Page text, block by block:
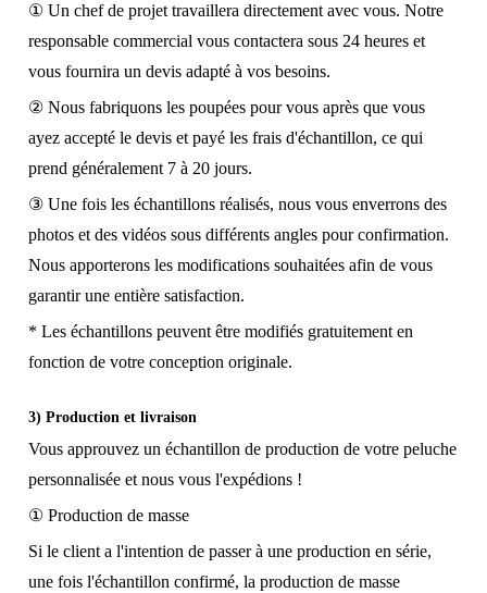
① Un chef de projet travaillera directement avec vous. Notre
responsable commercial vous contactera sous 24 heures et
vous fournira un devis adapté à vos besoins.
② Nous fabriquons les poupées pour vous après que vous
ayez accepté le devis et payé les frais d'échantillon, ce qui
prend généralement 7 à 20 jours.
③ Une fois les échantillons réalisés, nous vous enverrons des
photos et des vidéos sous différents angles pour confirmation.
Nous apporterons les modifications souhaitées afin de vous
garantir une entière satisfaction.
* Les échantillons peuvent être modifiés gratuitement en
fonction de votre conception originale.
3) Production et livraison
Vous approuvez un échantillon de production de votre peluche
personnalisée et nous vous l'expédions !
① Production de masse
Si le client a l'intention de passer à une production en série,
une fois l'échantillon confirmé, la production de masse